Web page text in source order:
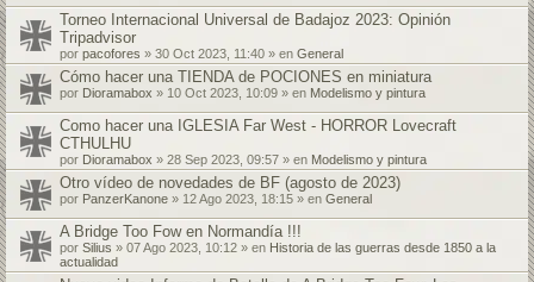
Torneo Internacional Universal de Badajoz 2023: Opinión
Tripadvisor
por pacofores » 30 Oct 2023, 11:40 » en General
Cómo hacer una TIENDA de POCIONES en miniatura
por Dioramabox » 10 Oct 2023, 10:09 » en Modelismo y pintura
Como hacer una IGLESIA Far West - HORROR Lovecraft
CTHULHU
por Dioramabox » 28 Sep 2023, 09:57 » en Modelismo y pintura
Otro vídeo de novedades de BF (agosto de 2023)
por PanzerKanone » 12 Ago 2023, 18:15 » en General
A Bridge Too Fow en Normandía !!!
por Silius » 07 Ago 2023, 10:12 » en Historia de las guerras desde 1850 a la
actualidad